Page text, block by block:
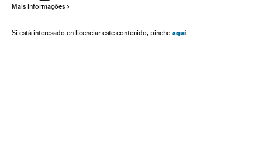
Mais informações
Si está interesado en licenciar este contenido, pinche aquí